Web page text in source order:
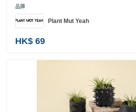
餐
廳
B
品牌
Plant Mut Yeah
HK$ 69